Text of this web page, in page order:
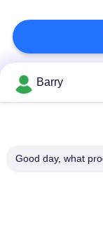
product te
voldoen.
het verlenen
met inbegrip
Barry
Good day, what